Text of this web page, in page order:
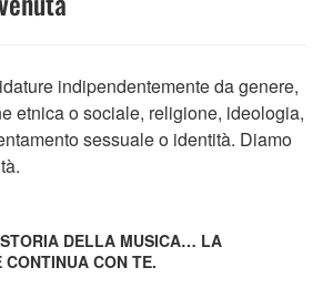
indipendentemente da genere,
etnica o sociale, religione, ideologia,
sessuale o identità. Diamo
DELLA MUSICA… LA
CONTINUA CON TE.